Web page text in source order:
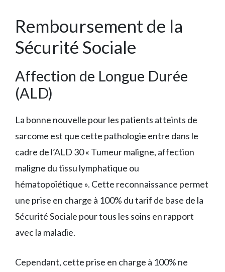
Remboursement de la
Sécurité Sociale
Affection de Longue Durée
(ALD)
La bonne nouvelle pour les patients atteints de
sarcome est que cette pathologie entre dans le
cadre de l’ALD 30 « Tumeur maligne, affection
maligne du tissu lymphatique ou
hématopoïétique ». Cette reconnaissance permet
une prise en charge à 100% du tarif de base de la
Sécurité Sociale pour tous les soins en rapport
avec la maladie.
Cependant, cette prise en charge à 100% ne